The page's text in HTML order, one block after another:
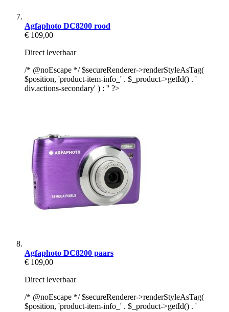
Agfaphoto DC8200 rood
€ 109,00
Direct leverbaar
/* @noEscape */ $secureRenderer->renderStyleAsTag(
$position, 'product-item-info_' . $_product->getId() . '
div.actions-secondary' ) : '' ?>
Agfaphoto DC8200 paars
€ 109,00
Direct leverbaar
/* @noEscape */ $secureRenderer->renderStyleAsTag(
$position, 'product-item-info_' . $_product->getId() . '